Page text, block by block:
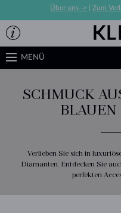
Über uns -> Zum
MENÜ
SCHMUCK
LAUEN
Verlieben Sie sich in
Diamanten. Entdecken Sie
perfekten